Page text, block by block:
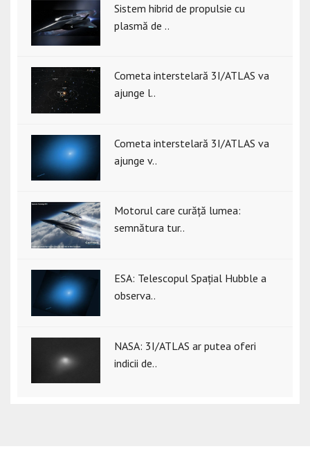
Sistem hibrid de propulsie cu
plasmă de ..
Cometa interstelară 3I/ATLAS va
ajunge l..
Cometa interstelară 3I/ATLAS va
ajunge v..
Motorul care curăță lumea:
semnătura tur..
ESA: Telescopul Spațial Hubble a
observa..
NASA: 3I/ATLAS ar putea oferi
indicii de..